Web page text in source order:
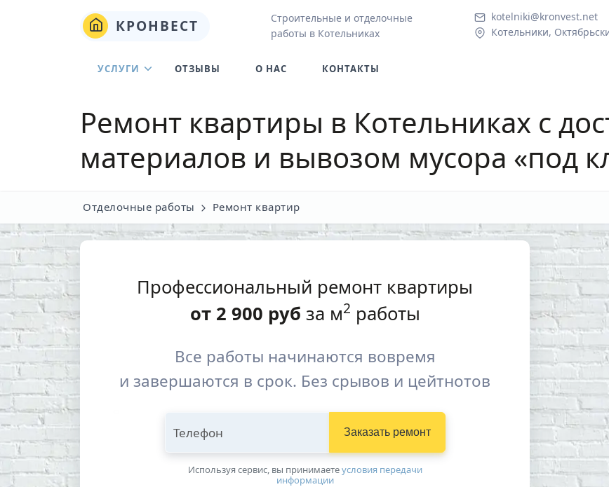
КРОНВЕСТ
Строительные и отделочные
работы в Котельниках
kotelniki@kronvest.net
Котельники,
УСЛУГИ ОТЗЫВЫ О НАС КОНТАКТЫ
Ремонт квартиры в Котельниках с
материалов и вывозом мусора «под
Отделочные работы Ремонт квартир
Профессиональный ремонт квартиры
от 2 900 руб за м2 работы
Все работы начинаются вовремя
и завершаются в срок. Без срывов и цейтнотов
Телефон Заказать ремонт
Используя сервис, вы принимаетeусловия передачи
информации